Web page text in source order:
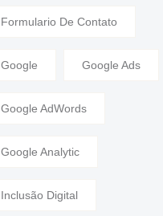
Formulario De Contato
Google Google Ads
Google AdWords
Google Analytic
Inclusão Digital